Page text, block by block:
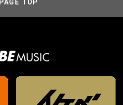
PAGE TOP